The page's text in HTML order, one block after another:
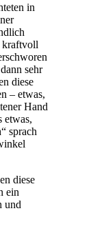
in
kraftvoll
sehr
diese
– etwas,
Hand
etwas,
sprach
diese
ein
und